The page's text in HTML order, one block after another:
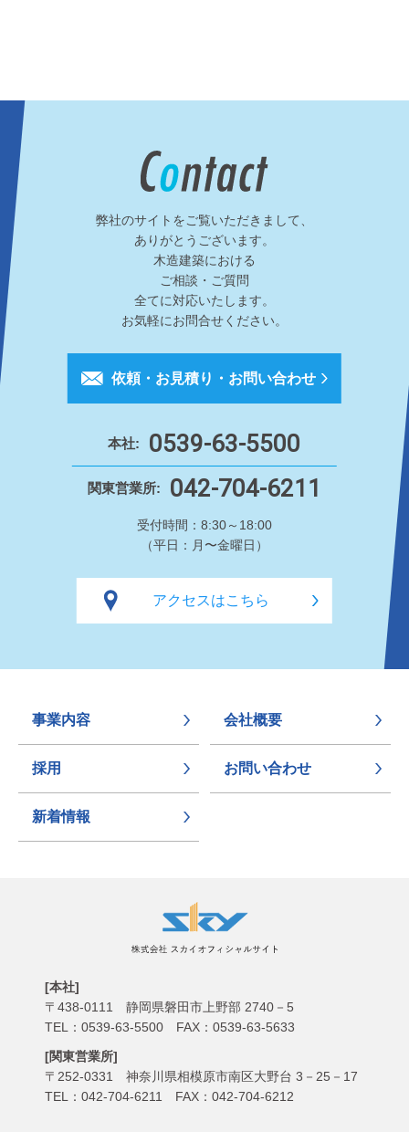
弊社のサイトをご覧いただきまして、
ありがとうございます。
木造建築における
ご相談・ご質問
全てに対応いたします。
お気軽にお問合せください。
依頼・お見積り・お問い合わせ
本社: 0539-63-5500
関東営業所: 042-704-6211
受付時間：8:30～18:00
（平日：月〜金曜日）
アクセスはこちら
事業内容 会社概要
採用 お問い合わせ
新着情報
[本社]
〒438-0111 静岡県磐田市上野部 2740－5
TEL：0539-63-5500 FAX：0539-63-5633
[関東営業所]
〒252-0331 神奈川県相模原市南区大野台 3－25－17
TEL：042-704-6211 FAX：042-704-6212